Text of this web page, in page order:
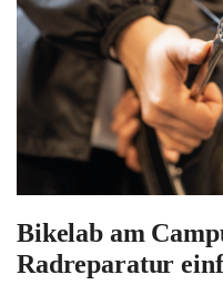
Bikelab am
Radreparatur